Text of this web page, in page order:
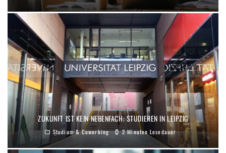
ZUKUNFT IST KEIN NEBENFACH: STUDIEREN IN LEIPZIG
Studium & Coworking 2 Minuten Lesedauer